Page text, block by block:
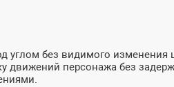
углом без видимого изменения
движений персонажа без